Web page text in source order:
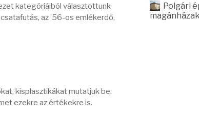
kategóriáiból választottunk
az ’56-os emlékerdő,
kisplasztikákat mutatjuk be.
ezekre az értékekre is.
Polgári